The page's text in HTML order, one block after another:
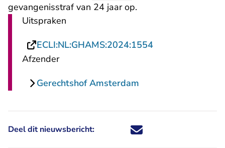
gevangenisstraf van 24 jaar op.
Uitspraken
ECLI:NL:GHAMS:2024:1554- U verlaat
Afzender
Gerechtshof Amsterdam
Deel dit nieuwsbericht: Deel dit nieuwsbericht via X -
Deel dit nieuwsbericht via
Deel dit nieuwsbericht
Deel dit